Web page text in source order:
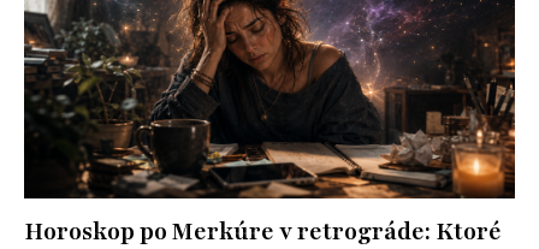
Horoskop po Merkúre v retrográde: Ktoré